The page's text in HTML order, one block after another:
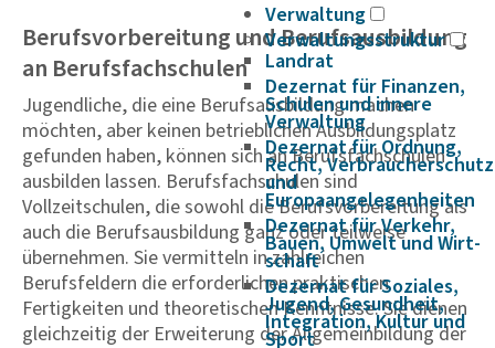
Verwaltung
Verwaltungsstruktur
Landrat
Dezernat für Finanzen,
Schulen und innere
Verwaltung
Dezernat für Ordnung,
Recht, Verbraucherschutz
und
Europaangelegenheiten
Dezernat für Verkehr,
Bauen, Umwelt und Wirt­
schaft
Dezernat für Soziales,
Jugend, Gesundheit,
Integration, Kultur und
Sport
Berufsvorbereitung und Berufsausbildung
an Berufsfachschulen
Jugendliche, die eine Berufsausbildung machen
möchten, aber keinen betrieblichen Ausbildungsplatz
gefunden haben, können sich an Berufsfachschulen
ausbilden lassen. Berufsfachschulen sind
Vollzeitschulen, die sowohl die Berufsvorbereitung als
auch die Berufsausbildung ganz oder teilweise
übernehmen. Sie vermitteln in zahlreichen
Berufsfeldern die erforderlichen praktischen
Fertigkeiten und theoretischen Kenntnisse. Sie dienen
gleichzeitig der Erweiterung der Allgemeinbildung der